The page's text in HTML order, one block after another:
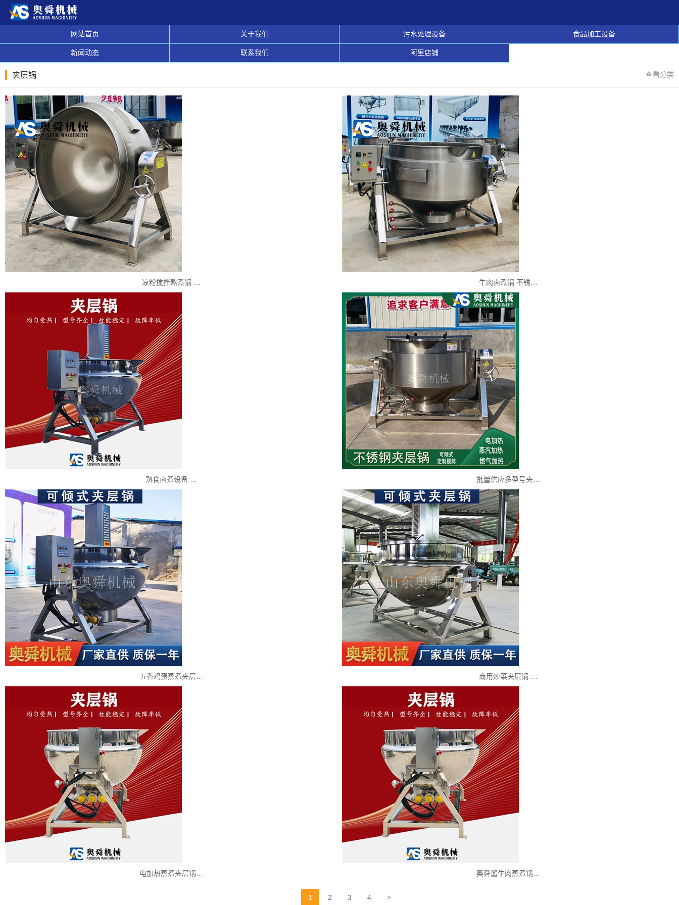
网站首页 关于我们 污水处理设备 食品加工设备
新闻动态 联系我们 阿里店铺
夹层锅 查看分类
凉粉搅拌熬煮锅 … 牛肉卤煮锅 不锈…
熟食卤煮设备 ​… 批量供应多型号夹…
五香鸡蛋蒸煮夹层… 商用炒菜夹层锅 …
电加热蒸煮夹层锅… 奥舜酱牛肉蒸煮锅…
1 2 3 4 >